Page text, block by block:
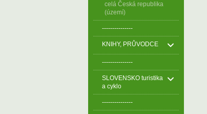
celá Česká republika
(území)
---------------
KNIHY, PRŮVODCE
---------------
SLOVENSKO turistika
a cyklo
---------------